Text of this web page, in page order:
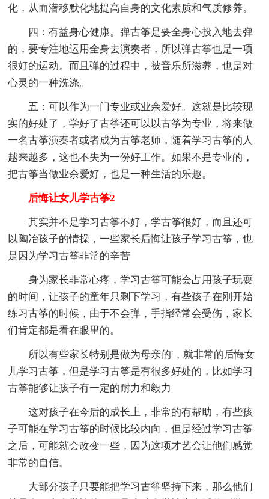
化，从而潜移默化地提高自身的文化素质和气质修养。
四：有益身心健康。弹古筝是要全身心投入地去弹
的，要专注地运用全身去演奏者，所以弹古筝也是一项
很好的运动。而且弹的过程中，被音乐所滋养，也是对
心灵的一种洗涤。
五：可以作为一门专业或业余爱好。这就是比较现
实的好处了，学好了古筝还可以以古筝为专业，将来做
一名古筝演奏者或者成为古筝老师，随着学习古筝的人
越来越多，这也不失为一份好工作。如果不是专业的，
把古筝当做业余爱好，也是一种生活的乐趣。
后悔让女儿学古筝2
其实并不是学习古筝不好，学古筝很好，而且还可
以陶冶孩子的情操，一些家长后悔让孩子学习古筝，也
是因为学习古筝非常的辛苦
身为家长非常心疼，学习古筝可能会占用孩子玩耍
的时间，让孩子的童年只剩下学习，有些孩子在刚开始
练习古筝的时候，由于不会弹，手指经常会受伤，家长
们肯定都是看在眼里的。
所以有些家长特别是做为母亲的'，就非常的后悔女
儿学习古筝，但是学习古筝是有很多好处的，比如学习
古筝能够让孩子有一定的耐力和毅力
这对孩子在今后的成长上，非常的有帮助，有些孩
子可能在学习古筝的时候比较内向，但是经过学习古筝
之后，可能就会改变一些，因为这项才艺会让他们感觉
非常的自信。
大部分孩子只要能把学习古筝坚持下来，那么他们